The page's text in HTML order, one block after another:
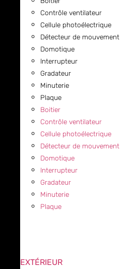
Contrôle ventilateur
Cellule photoélectrique
Détecteur de mouvement
Domotique
Interrupteur
Gradateur
Minuterie
Plaque
Boitier
Contrôle ventilateur
Cellule photoélectrique
Détecteur de mouvement
Domotique
Interrupteur
Gradateur
Minuterie
Plaque
EXTÉRIEUR